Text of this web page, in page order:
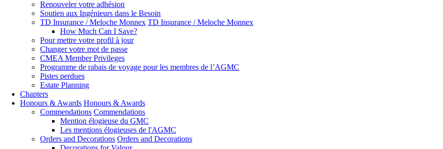
Renouveler votre adhésion
Soutien aux Ingénieurs dans le Besoin
TD Insurance / Meloche Monnex TD Insurance / Meloche Monnex
How Much Can I Save?
Pour mettre votre profil à jour
Changer votre mot de passe
CMEA Member Privileges
Programme de rabais de voyage pour les membres de l’AGMC
Pistes perdues
Estate Planning
Chapters
Honours & Awards Honours & Awards
Commendations Commendations
Mention élogieuse du GMC
Les mentions élogieuses de l'AGMC
Orders and Decorations Orders and Decorations